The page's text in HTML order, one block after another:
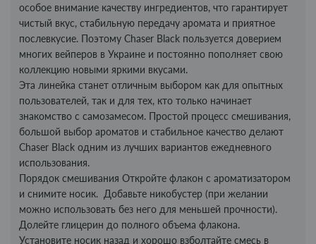
особое внимание качеству ингредиентов, что гарантирует
чистый вкус, стабильную передачу аромата и приятное
послевкусие. Поэтому Chaser Black пользуется доверием
многих вейперов в Украине и постоянно пополняет свою
коллекцию новыми яркими вкусами.
Эта линейка станет отличным выбором как для опытных
пользователей, так и для тех, кто только начинает
знакомство с самозамесом. Простой процесс смешивания,
большой выбор ароматов и стабильное качество делают
Chaser Black одним из лучших вариантов ежедневного
использования.
Порядок смешивания Откройте флакон с ароматизатором
и снимите носик. Добавьте никобустер (при желании
можно использовать без него для меньшей прочности).
Долейте глицерин до полного объема флакона.
Установите носик назад и хорошо взболтайте смесь в